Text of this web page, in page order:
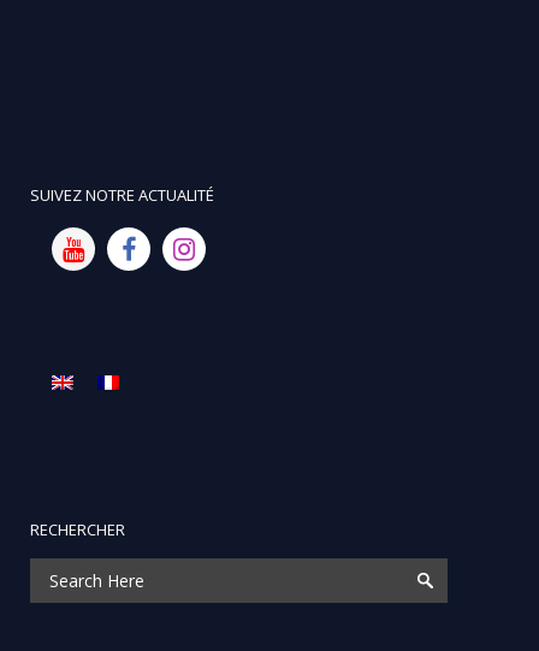
SUIVEZ NOTRE ACTUALITÉ
RECHERCHER